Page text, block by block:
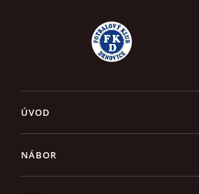
ÚVOD
NÁBOR